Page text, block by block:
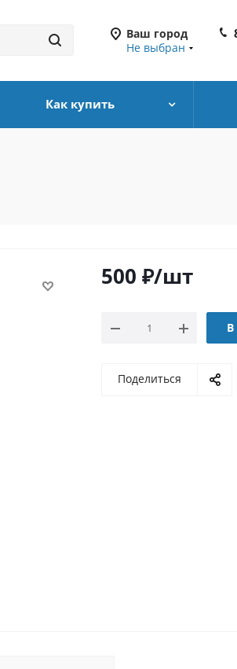
Ваш город
Не выбран
Как купить
500 ₽/шт
В
Поделиться